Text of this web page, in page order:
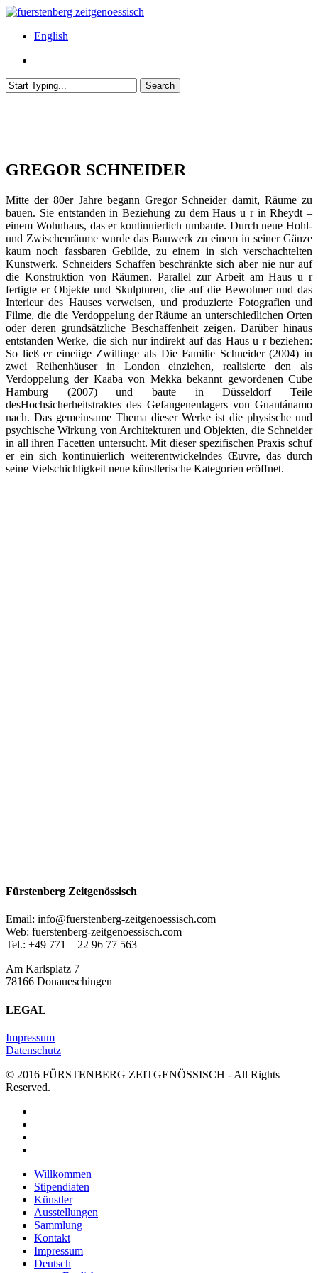
Skip
main
Menu
English
Search
GREGOR SCHNEIDER
Mitte der 80er Jahre begann Gregor Schneider damit, Räume zu
bauen. Sie entstanden in Beziehung zu dem Haus u r in Rheydt –
einem Wohnhaus, das er kontinuierlich umbaute. Durch neue Hohl-
und Zwischenräume wurde das Bauwerk zu einem in seiner Gänze
kaum noch fassbaren Gebilde, zu einem in sich verschachtelten
Kunstwerk. Schneiders Schaffen beschränkte sich aber nie nur auf
die Konstruktion von Räumen. Parallel zur Arbeit am Haus u r
fertigte er Objekte und Skulpturen, die auf die Bewohner und das
Interieur des Hauses verweisen, und produzierte Fotografien und
Filme, die die Verdoppelung der Räume an unterschiedlichen Orten
oder deren grundsätzliche Beschaffenheit zeigen. Darüber hinaus
entstanden Werke, die sich nur indirekt auf das Haus u r beziehen:
So ließ er eineiige Zwillinge als Die Familie Schneider (2004) in
zwei Reihenhäuser in London einziehen, realisierte den als
Verdoppelung der Kaaba von Mekka bekannt gewordenen Cube
Hamburg (2007) und baute in Düsseldorf Teile
desHochsicherheitstraktes des Gefangenenlagers von Guantánamo
nach. Das gemeinsame Thema dieser Werke ist die physische und
psychische Wirkung von Architekturen und Objekten, die Schneider
in all ihren Facetten untersucht. Mit dieser spezifischen Praxis schuf
er ein sich kontinuierlich weiterentwickelndes Œuvre, das durch
seine Vielschichtigkeit neue künstlerische Kategorien eröffnet.
Fürstenberg Zeitgenössisch
Email: info@fuerstenberg-zeitgenoessisch.com
Web: fuerstenberg-zeitgenoessisch.com
Tel.: +49 771 – 22 96 77 563
Am Karlsplatz 7
78166 Donaueschingen
LEGAL
Impressum
Datenschutz
© 2016 FÜRSTENBERG ZEITGENÖSSISCH - All Rights
Reserved.
Close
Menu
Willkommen
Stipendiaten
Künstler
Ausstellungen
Sammlung
Kontakt
Impressum
Deutsch